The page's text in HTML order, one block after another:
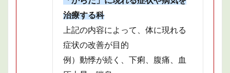
治療する科
上記の内容によって、体に現れる
症状の改善が目的
例）動悸が続く、下痢、腹痛、血